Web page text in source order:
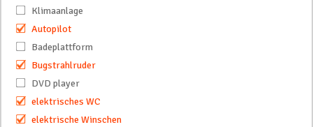
Klimaanlage
Autopilot
Badeplattform
Bugstrahlruder
DVD player
elektrisches WC
elektrische Winschen